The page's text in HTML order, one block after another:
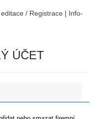
/ Registrace | Info-
ÚČET